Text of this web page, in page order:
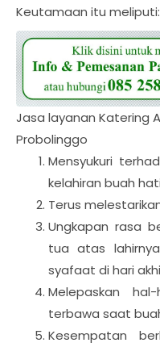
Keutamaan itu meliputi:
Jasa layanan Katering
Probolinggo
Mensyukuri
kelahiran buah
Terus
Ungkapan rasa
tua atas
syafaat di hari
Melepaskan
terbawa saat
Kesempatan